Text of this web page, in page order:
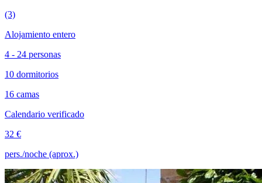
(3)
Alojamiento entero
4 - 24 personas
10 dormitorios
16 camas
Calendario verificado
32 €
pers./noche (aprox.)